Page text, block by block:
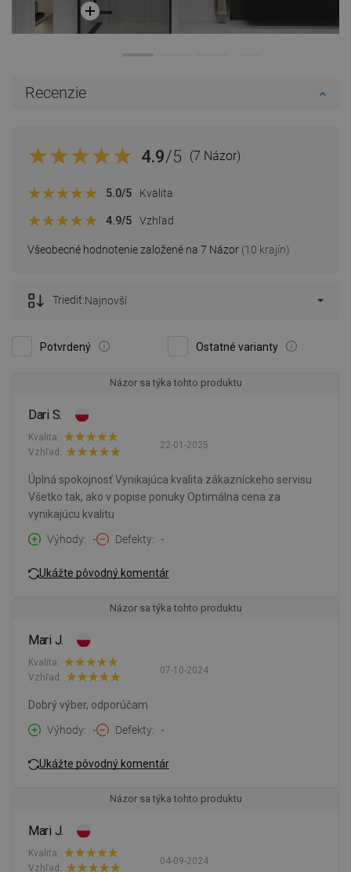
Recenzie
4.9/5 (7 Názor)
Všeobecné hodnotenie založené na 7 Názor (10 krajín)
5.0/5 Kvalita
4.9/5 Vzhľad
Potvrdený Ostatné varianty
Triediť:Najnovší
Názor sa týka tohto produktu
Dari S.
22-01-2025
Kvalita:
Vzhľad:
Úplná spokojnosť Vynikajúca kvalita zákazníckeho servisu
Všetko tak, ako v popise ponuky Optimálna cena za
vynikajúcu kvalitu
Výhody
- Defekty -
Ukážte pôvodný komentár
Názor sa týka tohto produktu
Mari J.
07-10-2024
Kvalita:
Vzhľad:
Dobrý výber, odporúčam
Výhody
- Defekty -
Ukážte pôvodný komentár
Názor sa týka tohto produktu
Mari J.
04-09-2024
Kvalita:
Vzhľad: